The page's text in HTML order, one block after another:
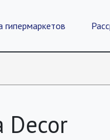
гипермаркетов
Decor